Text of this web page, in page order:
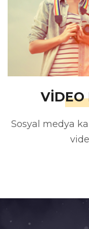
VİDEO
Sosyal medya